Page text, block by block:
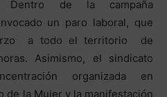
Dentro de la campaña
un paro laboral, que
a todo el territorio de
Asimismo, el sindicato
organizada en
de la Mujer y la manifestación